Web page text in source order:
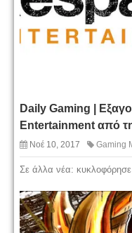
Daily Gaming |
Entertainment από
Νοέ 10, 2017 Gaming
Σε άλλα νέα: